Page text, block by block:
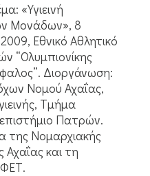
«Υγιεινή
Μονάδων», 8
Εθνικό Αθλητικό
“Ολυμπιονίκης
Διοργάνωση:
Νομού Αχαΐας,
Τμήμα
Πατρών.
της Νομαρχιακής
Αχαΐας και τη